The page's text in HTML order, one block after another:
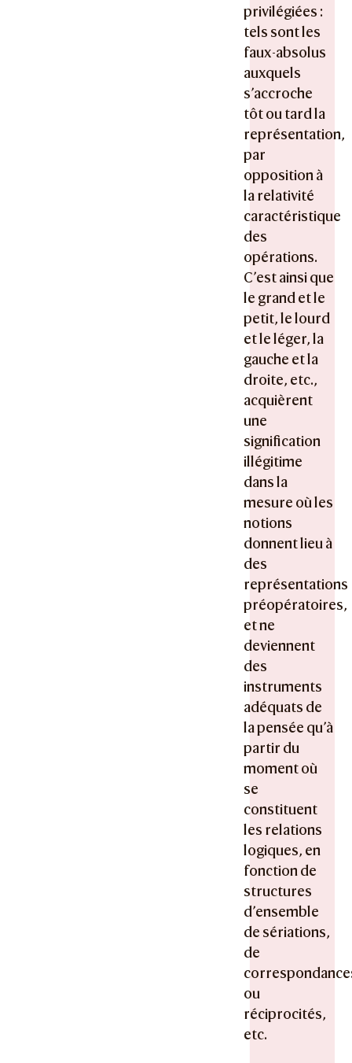
privilégiées :
tels sont les
faux-absolus
auxquels
s’accroche
tôt ou tard la
représentation,
par
opposition à
la relativité
caractéristique
des
opérations.
C’est ainsi que
le grand et le
petit, le lourd
et le léger, la
gauche et la
droite, etc.,
acquièrent
une
signification
illégitime
dans la
mesure où les
notions
donnent lieu à
des
représentations
préopératoires,
et ne
deviennent
des
instruments
adéquats de
la pensée qu’à
partir du
moment où
se
constituent
les relations
logiques, en
fonction de
structures
d’ensemble
de sériations,
de
ou
réciprocités,
etc.